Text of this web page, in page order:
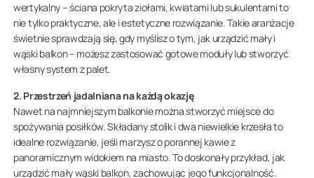
wertykalny – ściana pokryta ziołami, kwiatami lub sukulentami to
nie tylko praktyczne, ale i estetyczne rozwiązanie. Takie aranżacje
świetnie sprawdzają się, gdy myślisz o tym, jak urządzić mały i
wąski balkon – możesz zastosować gotowe moduły lub stworzyć
własny system z palet.
2. Przestrzeń jadalniana na każdą okazję
Nawet na najmniejszym balkonie można stworzyć miejsce do
spożywania posiłków. Składany stolik i dwa niewielkie krzesła to
idealne rozwiązanie, jeśli marzysz o porannej kawie z
panoramicznym widokiem na miasto. To doskonały przykład, jak
urządzić mały wąski balkon, zachowując jego funkcjonalność.